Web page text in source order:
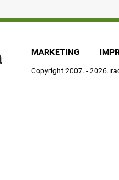
MARKETING
Copyright 2007. - 2026.